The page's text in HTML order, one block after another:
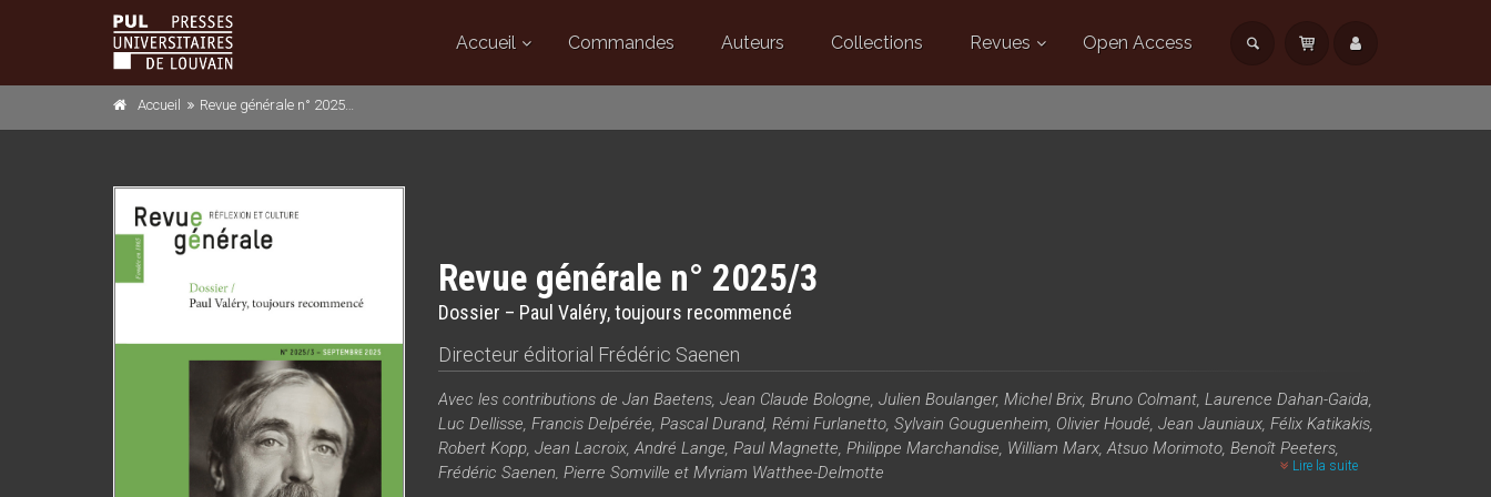
Accueil Commandes Auteurs Collections Revues Open Access
Accueil Revue générale n° 2025/3
Revue générale n° 2025/3
Dossier – Paul Valéry, toujours recommencé
Directeur éditorial Frédéric Saenen
Avec les contributions de Jan Baetens, Jean Claude Bologne, Julien Boulanger, Michel Brix, Bruno Colmant, Laurence Dahan-Gaida,
Luc Dellisse, Francis Delpérée, Pascal Durand, Rémi Furlanetto, Sylvain Gouguenheim, Olivier Houdé, Jean Jauniaux, Félix Katikakis,
Robert Kopp, Jean Lacroix, André Lange, Paul Magnette, Philippe Marchandise, William Marx, Atsuo Morimoto, Benoît Peeters,
Frédéric Saenen, Pierre Somville et Myriam Watthee-Delmotte
Lire la suite